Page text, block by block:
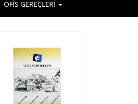
OFİS GEREÇLERİ